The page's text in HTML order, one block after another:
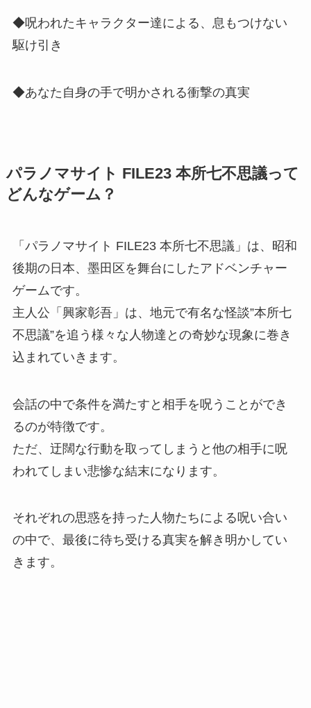
◆呪われたキャラクター達による、息もつけない
駆け引き
◆あなた自身の手で明かされる衝撃の真実
パラノマサイト FILE23 本所七不思議って
どんなゲーム？
「パラノマサイト FILE23 本所七不思議」は、昭和
後期の日本、墨田区を舞台にしたアドベンチャー
ゲームです。
主人公「興家彰吾」は、地元で有名な怪談”本所七
不思議”を追う様々な人物達との奇妙な現象に巻き
込まれていきます。
会話の中で条件を満たすと相手を呪うことができ
るのが特徴です。
ただ、迂闊な行動を取ってしまうと他の相手に呪
われてしまい悲惨な結末になります。
それぞれの思惑を持った人物たちによる呪い合い
の中で、最後に待ち受ける真実を解き明かしてい
きます。